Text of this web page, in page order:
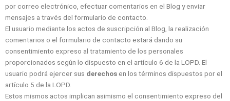
por correo electrónico, efectuar comentarios en el Blog y enviar
mensajes a través del formulario de contacto.
El usuario mediante los actos de suscripción al Blog, la realización
comentarios o el formulario de contacto estará dando su
consentimiento expreso al tratamiento de los personales
proporcionados según lo dispuesto en el artículo 6 de la LOPD. El
usuario podrá ejercer sus derechosen los términos dispuestos por el
artículo 5 de la LOPD.
Estos mismos actos implican asimismo el consentimiento expreso del